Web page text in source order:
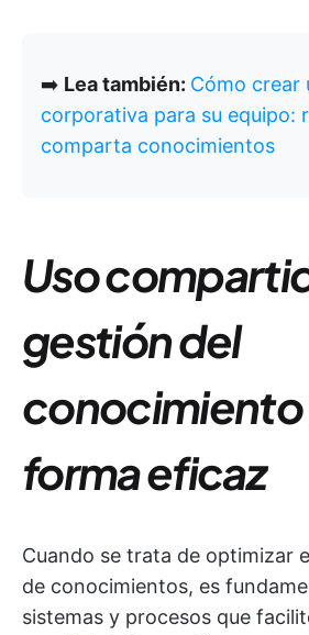
➡️ Lea también: Cómo crear
corporativa para su equipo:
comparta conocimientos
Uso
gestión del
conocimiento
forma eficaz
Cuando se trata de optimizar
de conocimientos, es
sistemas y procesos que